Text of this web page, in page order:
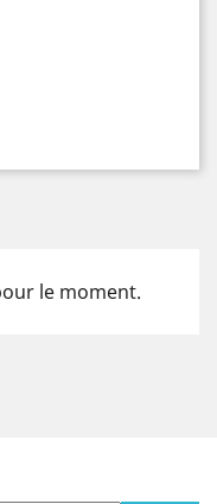
le moment.